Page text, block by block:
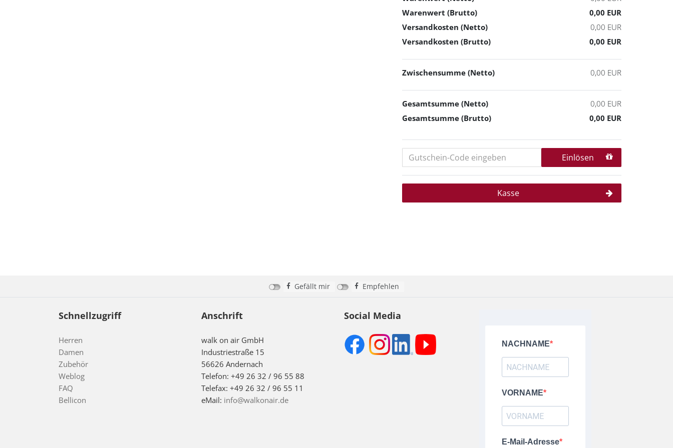
Warenwert (Brutto)
0,00 EUR
Versandkosten (Netto)
0,00 EUR
Versandkosten (Brutto)
0,00 EUR
Zwischensumme (Netto) 0,00 EUR
Gesamtsumme (Netto)
0,00 EUR
Gesamtsumme (Brutto)
0,00 EUR
Einlösen
Kasse
Gefällt mir Empfehlen
Schnellzugriff
Herren
Damen
Zubehör
Weblog
FAQ
Bellicon
Anschrift
walk on air GmbH
Industriestraße 15
56626 Andernach
Telefon: +49 26 32 / 96 55 88
Telefax: +49 26 32 / 96 55 11
eMail: info@walkonair.de
Social Media
NACHNAME
VORNAME
E-Mail-Adresse